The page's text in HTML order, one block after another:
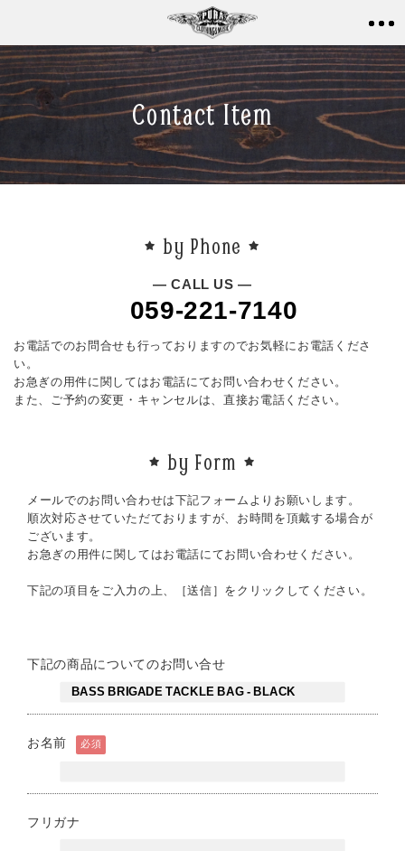
Contact Item
by Phone
— CALL US —
059-221-7140
お電話でのお問合せも行っておりますのでお気軽にお電話くださ
い。
お急ぎの用件に関してはお電話にてお問い合わせください。
また、ご予約の変更・キャンセルは、直接お電話ください。
by Form
メールでのお問い合わせは下記フォームよりお願いします。
順次対応させていただておりますが、お時間を頂戴する場合が
ございます。
お急ぎの用件に関してはお電話にてお問い合わせください。
下記の項目をご入力の上、［送信］をクリックしてください。
下記の商品についてのお問い合せ
お名前 必須
フリガナ